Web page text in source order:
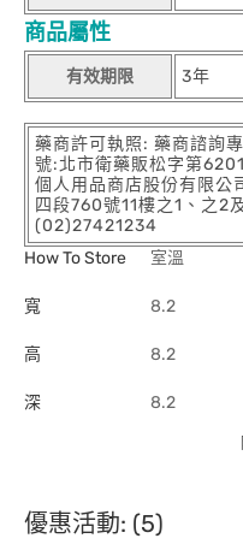
商品屬性
有效期限 3年
藥商許可執照: 藥商諮詢
號:北市衛藥販松字第
個人用品商店股份有限公
四段760號11樓之1、之2
(02)27421234
How To Store
室溫
寬 8.2
高 8.2
深 8.2
優惠活動: (5)